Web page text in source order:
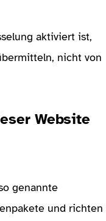
aktiviert ist,
nicht von
Website
genannte
und richten